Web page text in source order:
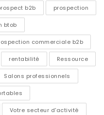
b2b prospection
btob
commerciale b2b
rentabilité Ressource
Salons professionnels
Votre secteur d'activité